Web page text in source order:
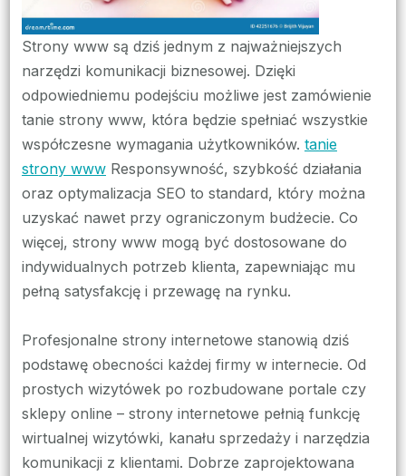
Strony www są dziś jednym z najważniejszych
narzędzi komunikacji biznesowej. Dzięki
odpowiedniemu podejściu możliwe jest zamówienie
tanie strony www, która będzie spełniać wszystkie
współczesne wymagania użytkowników. tanie
strony wwwResponsywność, szybkość działania
oraz optymalizacja SEO to standard, który można
uzyskać nawet przy ograniczonym budżecie. Co
więcej, strony www mogą być dostosowane do
indywidualnych potrzeb klienta, zapewniając mu
pełną satysfakcję i przewagę na rynku.
Profesjonalne strony internetowe stanowią dziś
podstawę obecności każdej firmy w internecie. Od
prostych wizytówek po rozbudowane portale czy
sklepy online – strony internetowe pełnią funkcję
wirtualnej wizytówki, kanału sprzedaży i narzędzia
komunikacji z klientami. Dobrze zaprojektowana